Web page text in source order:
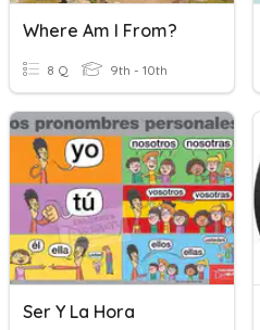
Where Am I From?
8 Q 9th - 10th
Ser Y La Hora